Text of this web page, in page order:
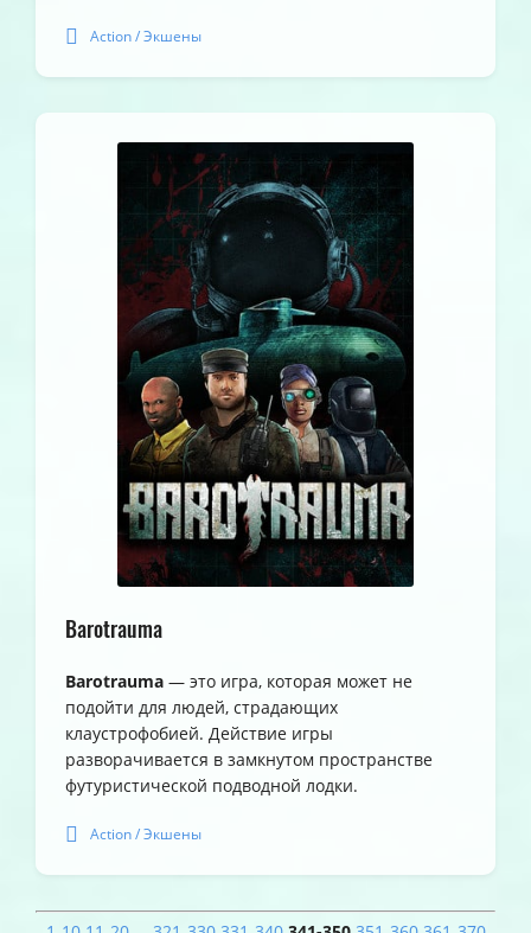
Action / Экшены
Barotrauma
Barotrauma — это игра, которая может не
подойти для людей, страдающих
клаустрофобией. Действие игры
разворачивается в замкнутом пространстве
футуристической подводной лодки.
Action / Экшены